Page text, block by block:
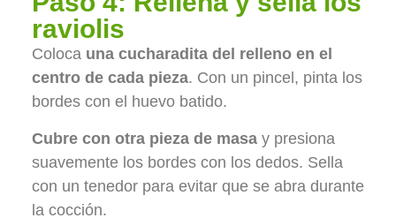
raviolis
Coloca una cucharadita del relleno en el
centro de cada pieza. Con un pincel, pinta los
bordes con el huevo batido.
Cubre con otra pieza de masay presiona
suavemente los bordes con los dedos. Sella
con un tenedor para evitar que se abra durante
la cocción.